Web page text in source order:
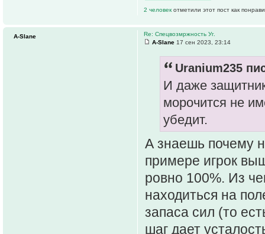
2 человек отметили этот пост как
Re: Спецвозмржность Уг.
A-Slane 17 сен 2023, 23:14
Uranium235
И даже
морочится не
убедит.
А знаешь почему
примере игрок
ровно 100%. Из
находиться на
запаса сил (то
шаг дает
A-Slane